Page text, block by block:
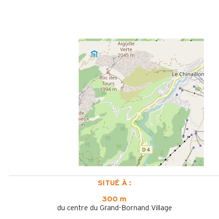
SITUÉ À :
300 m
du centre du Grand-Bornand Village